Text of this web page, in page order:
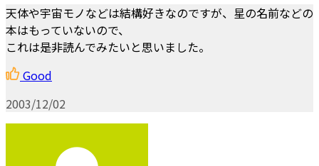
天体や宇宙モノなどは結構好きなのですが、星の名前などの
本はもっていないので、
これは是非読んでみたいと思いました。
Good
2003/12/02